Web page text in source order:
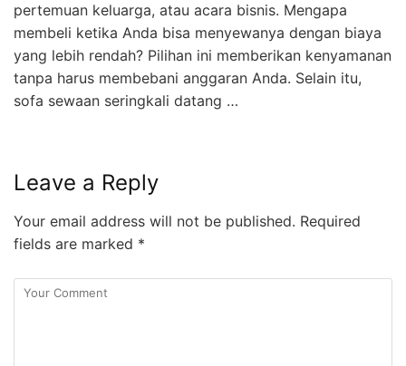
pertemuan keluarga, atau acara bisnis. Mengapa
membeli ketika Anda bisa menyewanya dengan biaya
yang lebih rendah? Pilihan ini memberikan kenyamanan
tanpa harus membebani anggaran Anda. Selain itu,
sofa sewaan seringkali datang …
Leave a Reply
Your email address will not be published. Required
fields are marked *